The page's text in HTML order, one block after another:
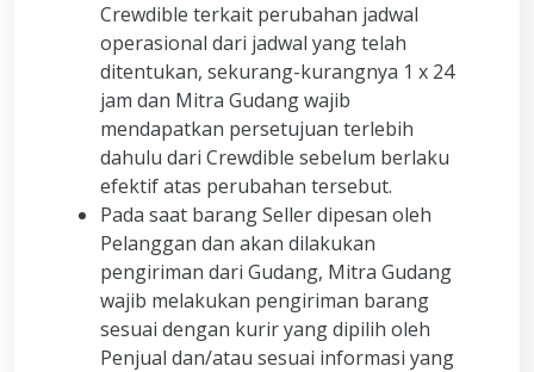
Crewdible terkait perubahan jadwal
operasional dari jadwal yang telah
ditentukan, sekurang-kurangnya 1 x 24
jam dan Mitra Gudang wajib
mendapatkan persetujuan terlebih
dahulu dari Crewdible sebelum berlaku
efektif atas perubahan tersebut.
Pada saat barang Seller dipesan oleh
Pelanggan dan akan dilakukan
pengiriman dari Gudang, Mitra Gudang
wajib melakukan pengiriman barang
sesuai dengan kurir yang dipilih oleh
Penjual dan/atau sesuai informasi yang